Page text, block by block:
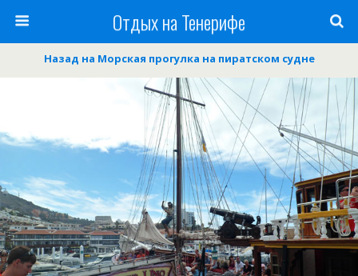
Отдых на Тенерифе
Назад на Морская прогулка на пиратском судне